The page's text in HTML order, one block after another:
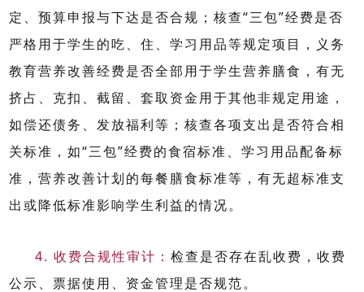
定、预算申报与下达是否合规；核查“三包”经费是否
严格用于学生的吃、住、学习用品等规定项目，义务
教育营养改善经费是否全部用于学生营养膳食，有无
挤占、克扣、截留、套取资金用于其他非规定用途，
如偿还债务、发放福利等；核查各项支出是否符合相
关标准，如“三包”经费的食宿标准、学习用品配备标
准，营养改善计划的每餐膳食标准等，有无超标准支
出或降低标准影响学生利益的情况。
4.收费合规性审计：检查是否存在乱收费，收费
公示、票据使用、资金管理是否规范。